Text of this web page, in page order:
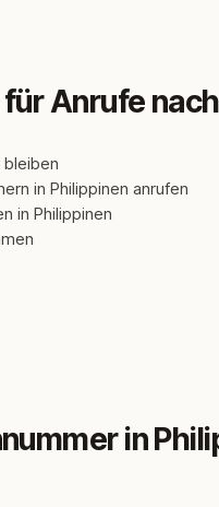
Anrufe
bleiben
in Philippinen anrufen
in Philippinen
in